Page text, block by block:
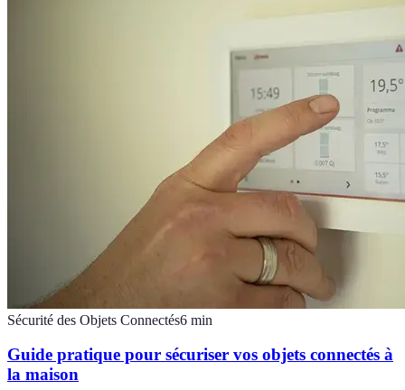
Sécurité des Objets Connectés6 min
Guide pratique pour sécuriser vos objets connectés à
la maison